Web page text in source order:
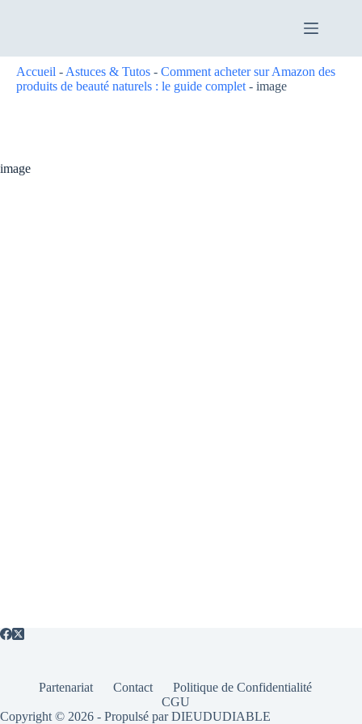
Accueil - Astuces & Tutos - Comment acheter sur Amazon des
produits de beauté naturels : le guide complet - image
image
Partenariat Contact
Politique de Confidentialité
CGU
Copyright © 2026 - Propulsé par DIEUDUDIABLE